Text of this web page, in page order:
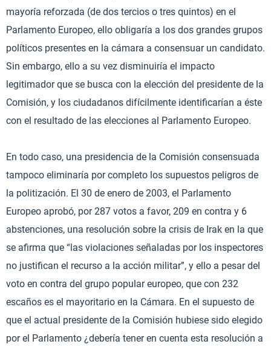
mayoría reforzada (de dos tercios o tres quintos) en el
Parlamento Europeo, ello obligaría a los dos grandes grupos
políticos presentes en la cámara a consensuar un candidato.
Sin embargo, ello a su vez disminuiría el impacto
legitimador que se busca con la elección del presidente de la
Comisión, y los ciudadanos difícilmente identificarían a éste
con el resultado de las elecciones al Parlamento Europeo.
En todo caso, una presidencia de la Comisión consensuada
tampoco eliminaría por completo los supuestos peligros de
la politización. El 30 de enero de 2003, el Parlamento
Europeo aprobó, por 287 votos a favor, 209 en contra y 6
abstenciones, una resolución sobre la crisis de Irak en la que
se afirma que “las violaciones señaladas por los inspectores
no justifican el recurso a la acción militar”, y ello a pesar del
voto en contra del grupo popular europeo, que con 232
escaños es el mayoritario en la Cámara. En el supuesto de
que el actual presidente de la Comisión hubiese sido elegido
por el Parlamento ¿debería tener en cuenta esta resolución a